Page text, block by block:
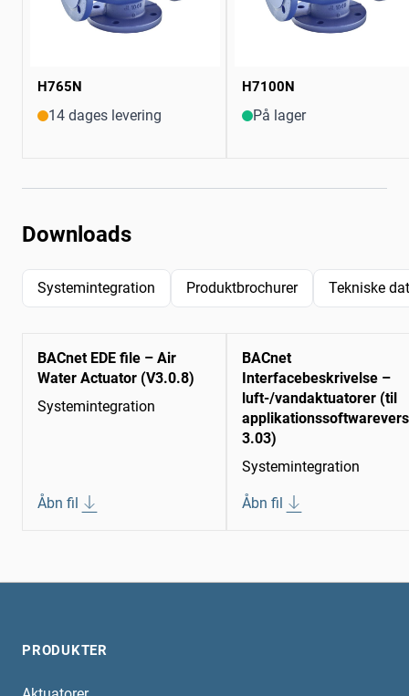
H765N
14 dages levering
H7100N
På lager
Downloads
Systemintegration Produktbrochurer Tekniske
BACnet EDE file – Air
Water Actuator (V3.0.8)
Systemintegration
Åbn fil
BACnet
Interfacebeskrivelse –
luft-/vandaktuatorer (til
3.03)
Systemintegration
Åbn fil
PRODUKTER